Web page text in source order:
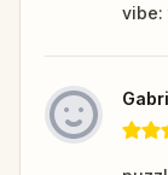
vibe: